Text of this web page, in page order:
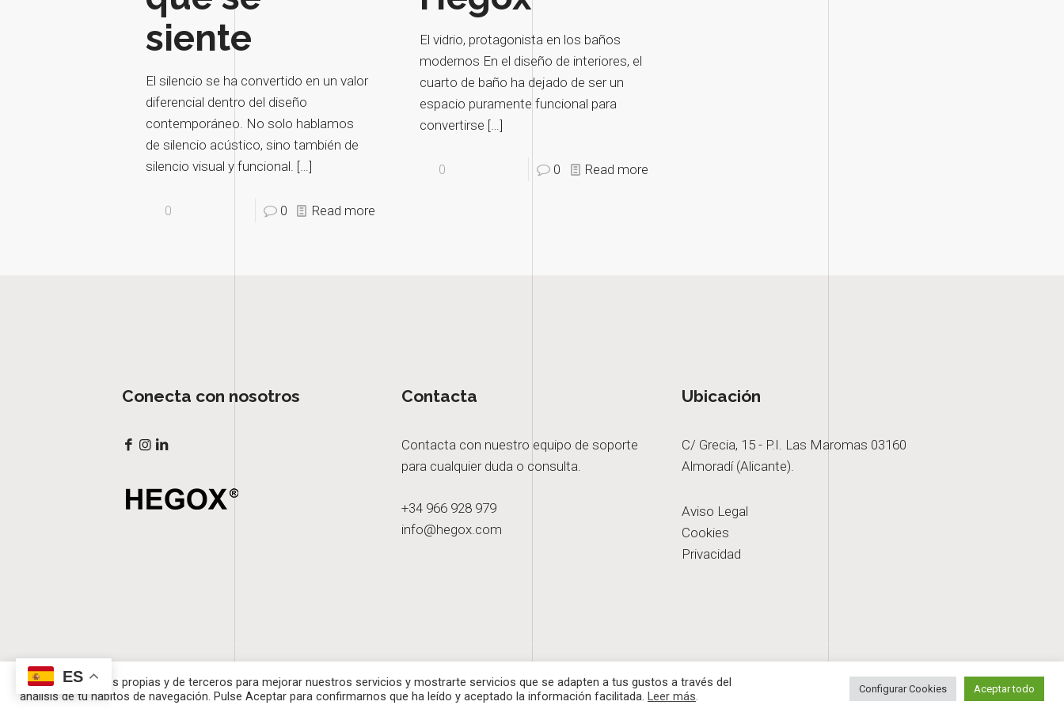
siente
El silencio se ha convertido en un valor
diferencial dentro del diseño
contemporáneo. No solo hablamos
de silencio acústico, sino también de
silencio visual y funcional. […]
0 0 Read more
El vidrio, protagonista en los baños
modernos En el diseño de interiores, el
cuarto de baño ha dejado de ser un
espacio puramente funcional para
convertirse […]
0 0 Read more
Conecta con nosotros Contacta
Contacta con nuestro equipo de soporte
para cualquier duda o consulta.
+34 966 928 979
info@hegox.com
Ubicación
C/ Grecia, 15 - P.I. Las Maromas 03160
Almoradí (Alicante).
Aviso Legal
Cookies
Privacidad
Hegox © | Todos los derechos reservados |Diseño web.
Utilizamos cookies propias y de terceros para mejorar nuestros servicios y mostrarte servicios que se adapten a tus gustos a través del
análisis de tu hábitos de navegación. Pulse Aceptar para confirmarnos que ha leído y aceptado la información facilitada. Leer más Configurar Cookies Aceptar todo
ES